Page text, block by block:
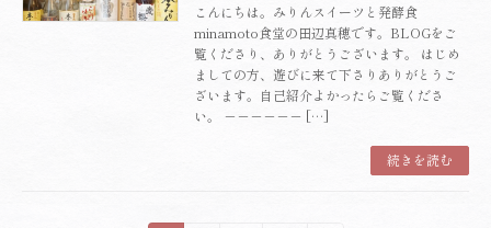
こんにちは。みりんスイーツと発酵食
minamoto食堂の田辺真穂です。BLOGをご
覧くださり、ありがとうございます。 はじめ
ましての方、遊びに来て下さりありがとうご
ざいます。自己紹介よかったらご覧くださ
い。 －－－－－－ […]
続きを読む